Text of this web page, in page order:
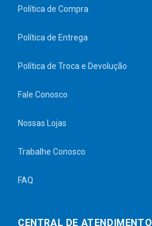
Política de Compra
Política de Entrega
Política de Troca e Devolução
Fale Conosco
Nossas Lojas
Trabalhe Conosco
FAQ
CENTRAL DE ATENDIMENTO